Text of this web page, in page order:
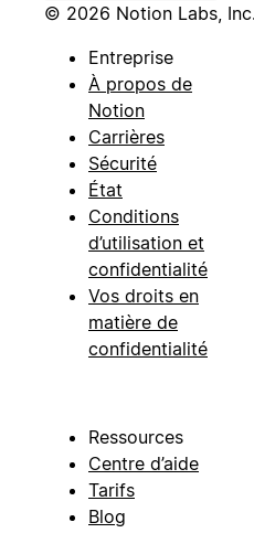
© 2026 Notion Labs,
Entreprise
À propos de
Notion
Carrières
Sécurité
État
Conditions
d’utilisation et
confidentialité
Vos droits en
matière de
confidentialité
Ressources
Centre d’aide
Tarifs
Blog